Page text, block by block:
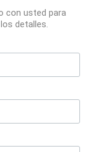
con usted para
detalles.